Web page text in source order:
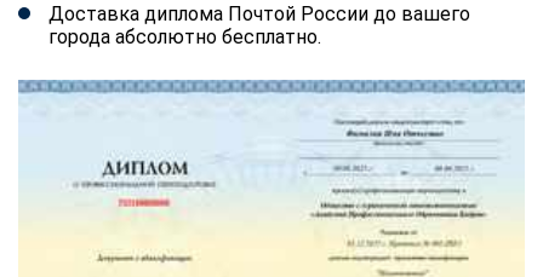
Доставка диплома Почтой России до вашего
города абсолютно бесплатно.